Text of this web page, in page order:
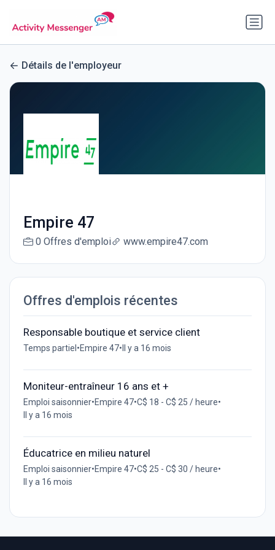
Détails de l'employeur
Empire 47
0 Offres d'emploi www.empire47.com
Offres d'emplois récentes
Responsable boutique et service client
Temps partiel •Empire 47• Il y a 16 mois
Moniteur-entraîneur 16 ans et +
Emploi saisonnier•Empire 47•C$ 18 - C$ 25 / heure•
Il y a 16 mois
Éducatrice en milieu naturel
Emploi saisonnier•Empire 47•C$ 25 - C$ 30 / heure•
Il y a 16 mois